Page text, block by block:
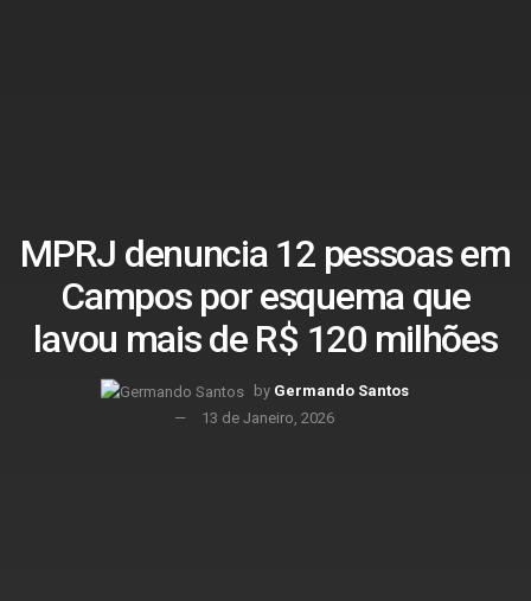
MPRJ denuncia 12 pessoas em
Campos por esquema que
lavou mais de R$ 120 milhões
by Germando Santos
13 de Janeiro, 2026